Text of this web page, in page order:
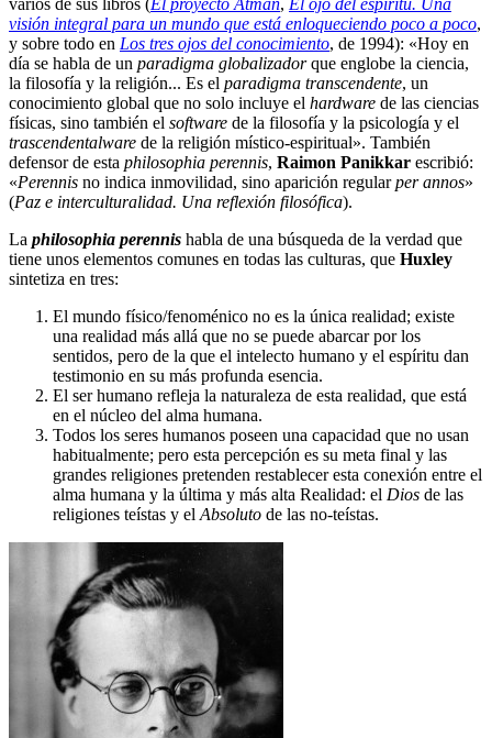
varios de sus libros (El proyecto Atman, El ojo del espíritu. Una
visión integral para un mundo que está enloqueciendo poco a poco,
y sobre todo en Los tres ojos del conocimiento, de 1994): «Hoy en
día se habla de un paradigma globalizadorque englobe la ciencia,
la filosofía y la religión... Es el paradigma transcendente, un
conocimiento global que no solo incluye el hardware de las ciencias
físicas, sino también el software de la filosofía y la psicología y el
trascendentalware de la religión místico-espiritual». También
defensor de esta philosophia perennis, Raimon Panikkar escribió:
«Perennis no indica inmovilidad, sino aparición regularper annos»
(Paz e interculturalidad. Una reflexión filosófica).
La philosophia perennis habla de una búsqueda de la verdad que
tiene unos elementos comunes en todas las culturas, que Huxley
sintetiza en tres:
El mundo físico/fenoménico no es la única realidad; existe
una realidad más allá que no se puede abarcar por los
sentidos, pero de la que el intelecto humano y el espíritu dan
testimonio en su más profunda esencia.
El ser humano refleja la naturaleza de esta realidad, que está
en el núcleo del alma humana.
Todos los seres humanos poseen una capacidad que no usan
habitualmente; pero esta percepción es su meta final y las
grandes religiones pretenden restablecer esta conexión entre el
alma humana y la última y más alta Realidad: el Dios de las
religiones teístas y el Absoluto de las no-teístas.